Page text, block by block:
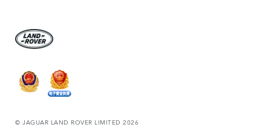
© JAGUAR LAND ROVER LIMITED 2026